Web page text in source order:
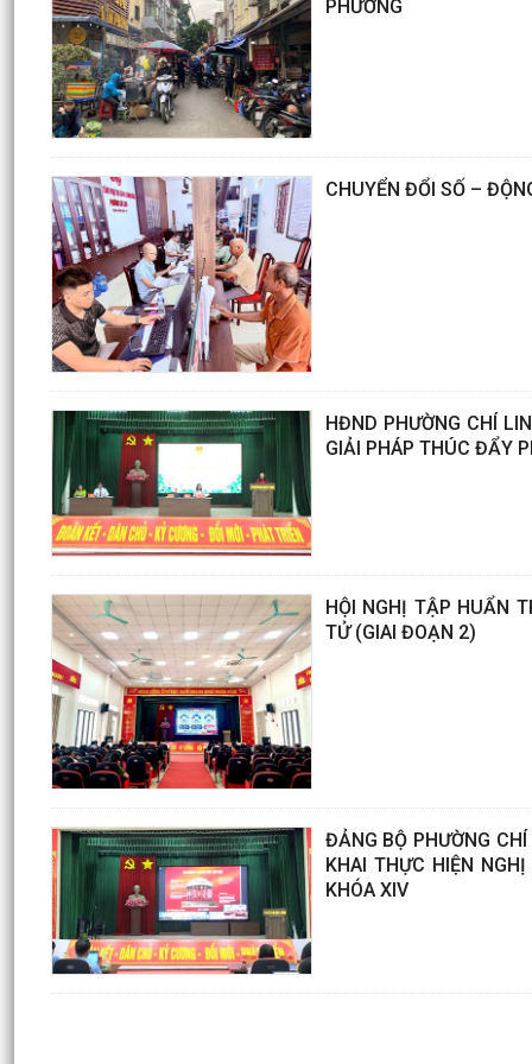
PHƯƠNG
CHUYỂN ĐỔI SỐ –
HĐND PHƯỜNG CHÍ
GIẢI PHÁP THÚC ĐẨY
HỘI NGHỊ TẬP HUẨN
TỬ (GIAI ĐOẠN 2)
ĐẢNG BỘ PHƯỜNG
KHAI THỰC HIỆN
KHÓA XIV